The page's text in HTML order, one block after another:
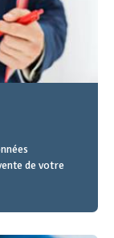
de votre